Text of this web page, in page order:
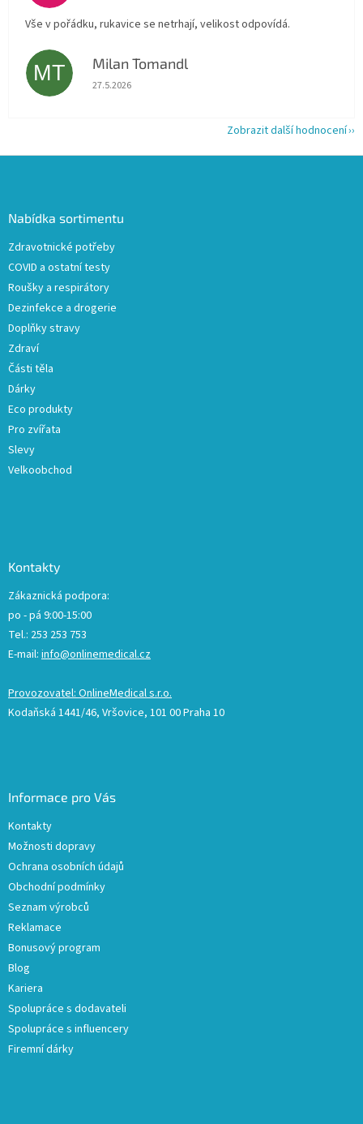
Vše v pořádku, rukavice se netrhají, velikost odpovídá.
MT Milan Tomandl
Hodnocení obchodu je 5 z 5 hvězdiček.
27.5.2026
Zobrazit další hodnocení
Nabídka sortimentu
Zdravotnické potřeby
COVID a ostatní testy
Roušky a respirátory
Dezinfekce a drogerie
Doplňky stravy
Zdraví
Části těla
Dárky
Eco produkty
Pro zvířata
Slevy
Velkoobchod
Kontakty
Zákaznická podpora:
po - pá 9:00-15:00
Tel.: 253 253 753
E-mail: info@onlinemedical.cz
Provozovatel: OnlineMedical s.r.o.
Kodaňská 1441/46, Vršovice, 101 00 Praha 10
Informace pro Vás
Kontakty
Možnosti dopravy
Ochrana osobních údajů
Obchodní podmínky
Seznam výrobců
Reklamace
Bonusový program
Blog
Kariera
Spolupráce s dodavateli
Spolupráce s influencery
Firemní dárky